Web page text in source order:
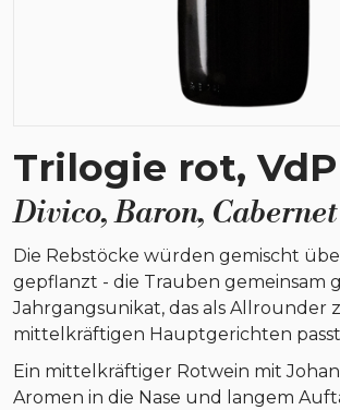
Trilogie rot,
Divico, Baron,
Die Rebstöcke würden gemischt
gepflanzt - die Trauben gemeinsam
Jahrgangsunikat, das als Allrounder
mittelkräftigen Hauptgerichten
Ein mittelkräftiger Rotwein mit
Aromen in die Nase und langem